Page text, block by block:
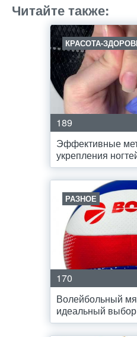
Читайте также:
КРАСОТА-
189
Эффективные
укрепления
РАЗНОЕ
170
Волейбольный
идеальный выбор